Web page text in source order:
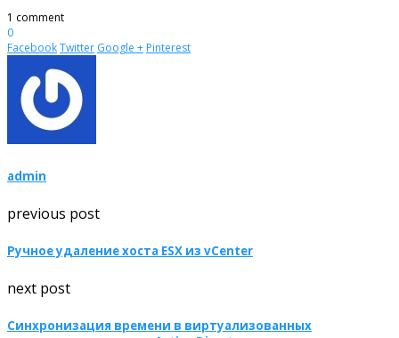
1 comment
0
FacebookTwitter Google + Pinterest
admin
previous post
Ручное удаление хоста ESX из vCenter
next post
Синхронизация времени в виртуализованных